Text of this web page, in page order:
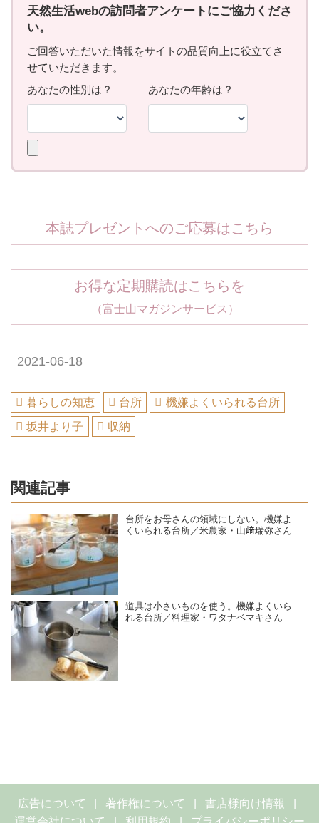
本誌プレゼントへのご応募はこちら
お得な定期購読はこちらを
（富士山マガジンサービス）
2021-06-18
暮らしの知恵 台所
機嫌よくいられる台所
坂井より子
収納
関連記事
台所をお母さんの領域にしない。機嫌よ
くいられる台所／米農家・山﨑瑞弥さん
道具は小さいものを使う。機嫌よくいら
れる台所／料理家・ワタナベマキさん
広告について 著作権について
書店様向け情報